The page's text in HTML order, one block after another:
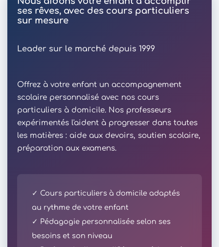
ses rêves, avec des cours particuliers
sur mesure
Leader sur le marché depuis 1999
Offrez à votre enfant un accompagnement
scolaire personnalisé avec nos cours
particuliers à domicile. Nos professeurs
expérimentés l'aident à progresser dans toutes
les matières : aide aux devoirs, soutien scolaire,
préparation aux examens.
✓ Cours particuliers à domicile adaptés
au rythme de votre enfant
✓ Pédagogie personnalisée selon ses
besoins et son niveau